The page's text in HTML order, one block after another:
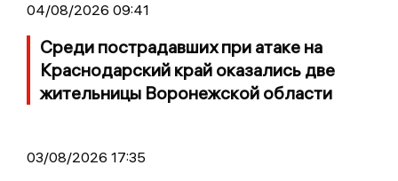
04/08/2026 09:41
Среди пострадавших при атаке на
Краснодарский край оказались две
жительницы Воронежской области
03/08/2026 17:35